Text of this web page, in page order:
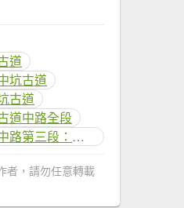
道
坑古道
古道
道中路全段
淡蘭中路第三段：威惠廟至灣潭古道登山口(闊瀨線)
者，請勿任意轉載